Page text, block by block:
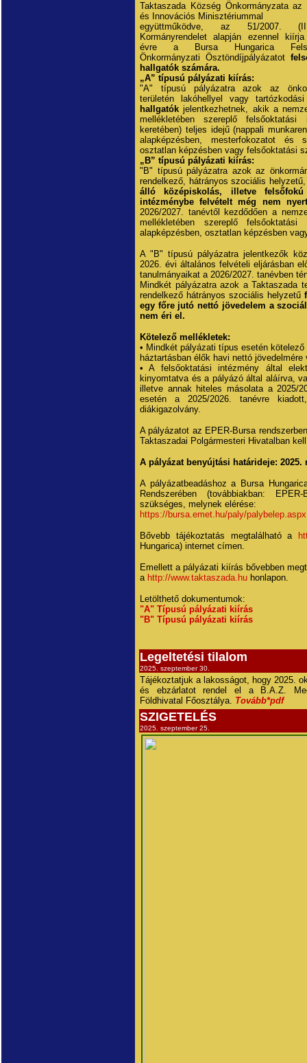
Taktaszada Község Önkormányzata az
és Innovációs Minisztériummal
együttműködve, az 51/2007.
Kormányrendelet alapján ezennel
évre a Bursa Hungarica
Önkormányzati Ösztöndíjpályázatot
hallgatók számára.
„A” típusú pályázati kiírás:
"A" típusú pályázatra azok az
területén lakóhellyel vagy
hallgatók jelentkezhetnek, akik a
mellékletében szereplő felsőoktatási
keretében) teljes idejű (nappali
alapképzésben, mesterfokozatot és
osztatlan képzésben vagy felsőoktatási
„B” típusú pályázati kiírás:
"B" típusú pályázatra azok az
rendelkező, hátrányos szociális
álló középiskolás, illetve felsőfokú
intézménybe felvételt még nem
2026/2027. tanévtől kezdődően a
mellékletében szereplő
alapképzésben, osztatlan képzésben
A "B" típusú pályázatra jelentkezők
2026. évi általános felvételi eljárásban
tanulmányaikat a 2026/2027. tanévben
Mindkét pályázatra azok a Taktaszada
rendelkező hátrányos szociális helyzetű
egy főre jutó nettó jövedelem a
nem éri el.
Kötelező mellékletek:
• Mindkét pályázati típus esetén
háztartásban élők havi nettó
• A felsőoktatási intézmény által
kinyomtatva és a pályázó által aláírva,
illetve annak hiteles másolata a 2025/
esetén a 2025/2026. tanévre
diákigazolvány.
A pályázatot az EPER-Bursa
Taktaszadai Polgármesteri Hivatalban
A pályázat benyújtási határideje: 2025.
A pályázatbeadáshoz a Bursa
Rendszerében (továbbiakban:
szükséges, melynek elérése:
https://bursa.emet.hu/paly/palybelep.aspx
Bővebb tájékoztatás megtalálható a
Hungarica) internet címen.
Emellett a pályázati kiírás bővebben
a http://www.taktaszada.hu honlapon.
Letölthető dokumentumok:
"A" Típusú pályázati kiírás
"B" Típusú pályázati kiírás
Legeltetési tilalom
2025. szeptember 30.
Tájékoztatjuk a lakosságot, hogy 2025.
és ebzárlatot rendel el a B.A.Z.
Földhivatal Főosztálya. Tovább*pdf
SZIGETELÉS
2025. szeptember 25.